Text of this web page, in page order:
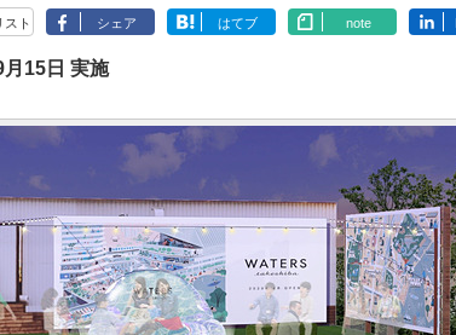
スト シェア はてブ note
15日 実施